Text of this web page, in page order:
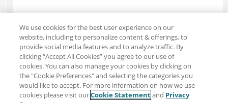
Partager : Courriel Twitter
We use cookies for the best user experience on our
website, including to personalize content & offerings, to
provide social media features and to analyze traffic. By
clicking “Accept All Cookies” you agree to our use of
cookies. You can also manage your cookies by clicking on
the "Cookie Preferences" and selecting the categories you
would like to accept. For more information on how we use
cookies please visit ourCookie Statementand Privacy